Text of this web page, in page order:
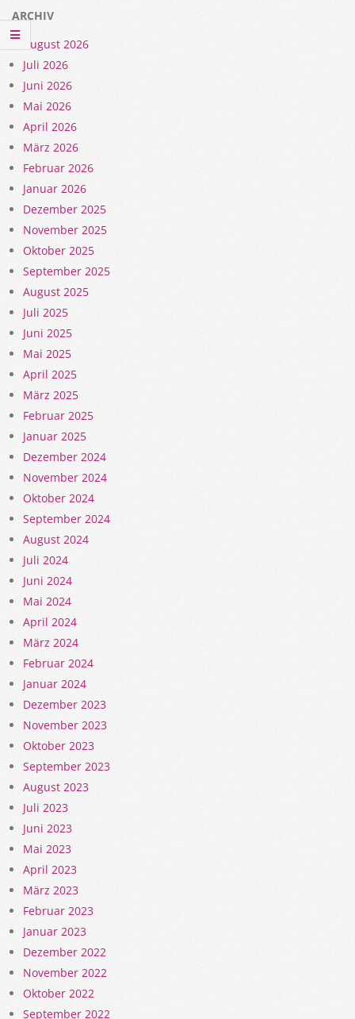
ARCHIV
August 2026
Juli 2026
Juni 2026
Mai 2026
April 2026
März 2026
Februar 2026
Januar 2026
Dezember 2025
November 2025
Oktober 2025
September 2025
August 2025
Juli 2025
Juni 2025
Mai 2025
April 2025
März 2025
Februar 2025
Januar 2025
Dezember 2024
November 2024
Oktober 2024
September 2024
August 2024
Juli 2024
Juni 2024
Mai 2024
April 2024
März 2024
Februar 2024
Januar 2024
Dezember 2023
November 2023
Oktober 2023
September 2023
August 2023
Juli 2023
Juni 2023
Mai 2023
April 2023
März 2023
Februar 2023
Januar 2023
Dezember 2022
November 2022
Oktober 2022
September 2022